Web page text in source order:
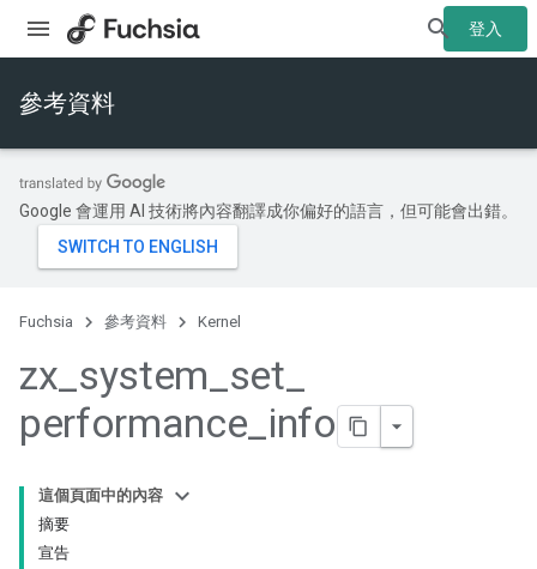
登入
參考資料
Google 會運用 AI 技術將內容翻譯成你偏好的語言，但可能會出錯。
Fuchsia 參考資料 Kernel
zx_system_set_
performance_info
這個頁面中的內容
摘要
宣告